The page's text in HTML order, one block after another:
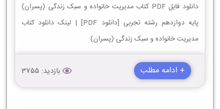
دانلود فایل PDF کتاب مدیریت خانواده و سبک زندگی (پسران)
پایه دوازدهم رشته تجربی [دانلود PDF] | لینک دانلود کتاب
مدیریت خانواده و سبک زندگی (پسران)
+ ادامه مطلب بازدید: 3755